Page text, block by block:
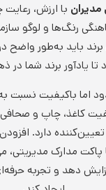
مدیران با ارزش،
رنگ‌ها و لوگو
باید به‌طور
یادآور برند شما در
اما باکیفیت نسبت
کاغذ، چاپ و صحافی
دارد. افزودن
مدارک مدیریتی،
دهد و تجربه